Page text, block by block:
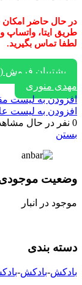
در حال حاضر امکان
لطفا تماس بگیرید.
پشتیبان فروش (
مهدی منوری
افزودن به لیست
افزودن به لیست
0 نفر در حال
بستن
وضعیت
موجود در انبار
دسته بندی
بادکش-بادکش-